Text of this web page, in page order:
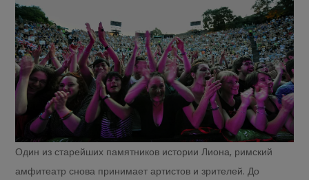
Один из старейших памятников истории Лиона, римский
амфитеатр снова принимает артистов и зрителей. До